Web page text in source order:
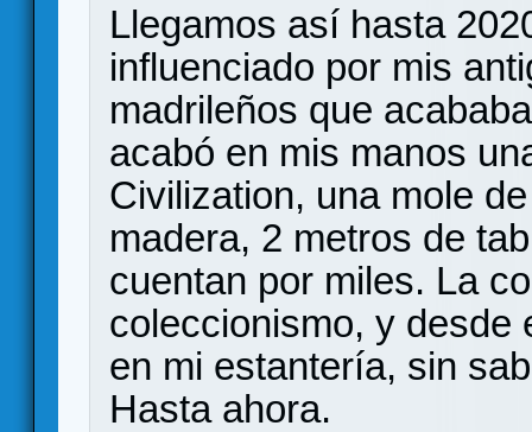
Llegamos así hasta
influenciado por mis
madrileños que
acabó en mis manos
Civilization, una mole
madera, 2 metros de
cuentan por miles. La
coleccionismo, y desde
en mi estantería, sin
Hasta ahora.